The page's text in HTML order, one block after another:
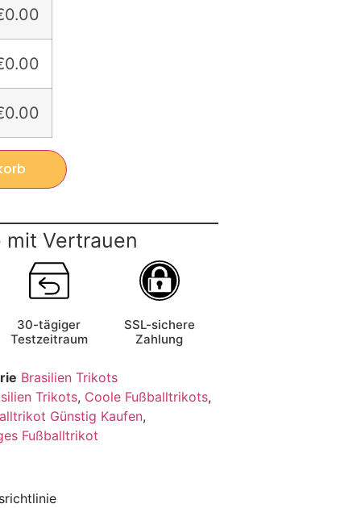
mit Vertrauen
30-tägiger
Testzeitraum
SSL-sichere
Zahlung
Brasilien Trikots
Trikots, Coole Fußballtrikots,
Günstig Kaufen,
Fußballtrikot